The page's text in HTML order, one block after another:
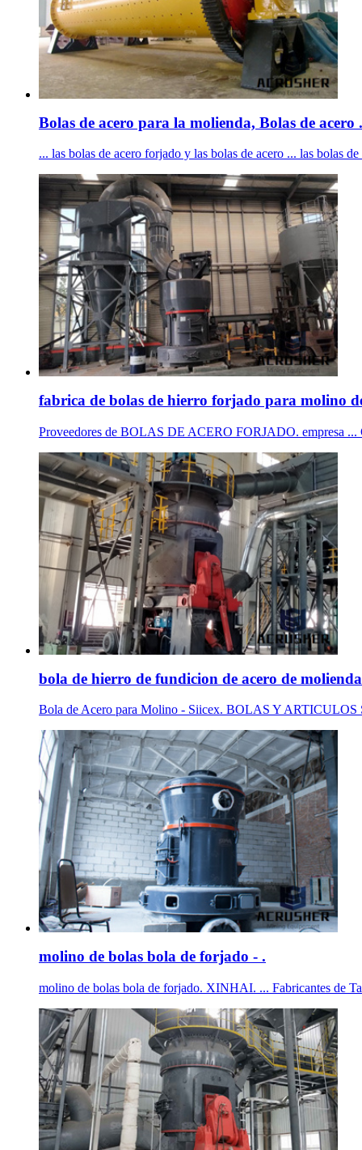
Bolas de acero para la molienda, Bolas de acero .
... las bolas de acero forjado y las bolas de acero ... las bolas
fabrica de bolas de hierro forjado para molino
Proveedores de BOLAS DE ACERO FORJADO. empresa ...
bola de hierro de fundicion de acero de molienda
Bola de Acero para Molino - Siicex. BOLAS Y
molino de bolas bola de forjado - .
molino de bolas bola de forjado. XINHAI. ... Fabricantes de